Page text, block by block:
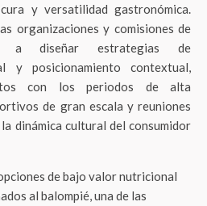
y versatilidad gastronómica.
organizaciones y comisiones de
a diseñar estrategias de
y posicionamiento contextual,
con los periodos de alta
de gran escala y reuniones
dinámica cultural del consumidor
de bajo valor nutricional
al balompié, una de las